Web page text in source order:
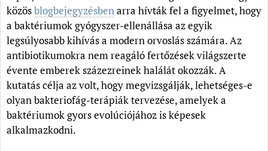
közösblogbejegyzésbenarra hívták fel a figyelmet, hogy
a baktériumok gyógyszer-ellenállása az egyik
legsúlyosabb kihívás a modern orvoslás számára. Az
antibiotikumokra nem reagáló fertőzések világszerte
évente emberek százezreinek halálát okozzák. A
kutatás célja az volt, hogy megvizsgálják, lehetséges-e
olyan bakteriofág-terápiák tervezése, amelyek a
baktériumok gyors evolúciójához is képesek
alkalmazkodni.